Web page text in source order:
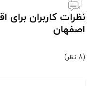
نظرات کاربران
اصفهان
(8 نظر)